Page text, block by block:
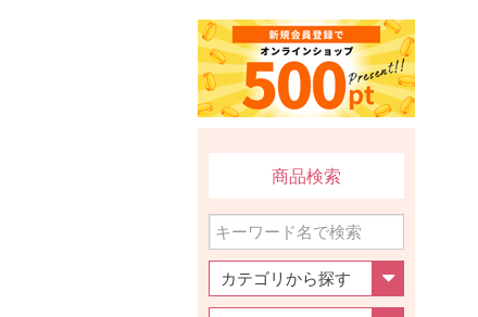
商品検索